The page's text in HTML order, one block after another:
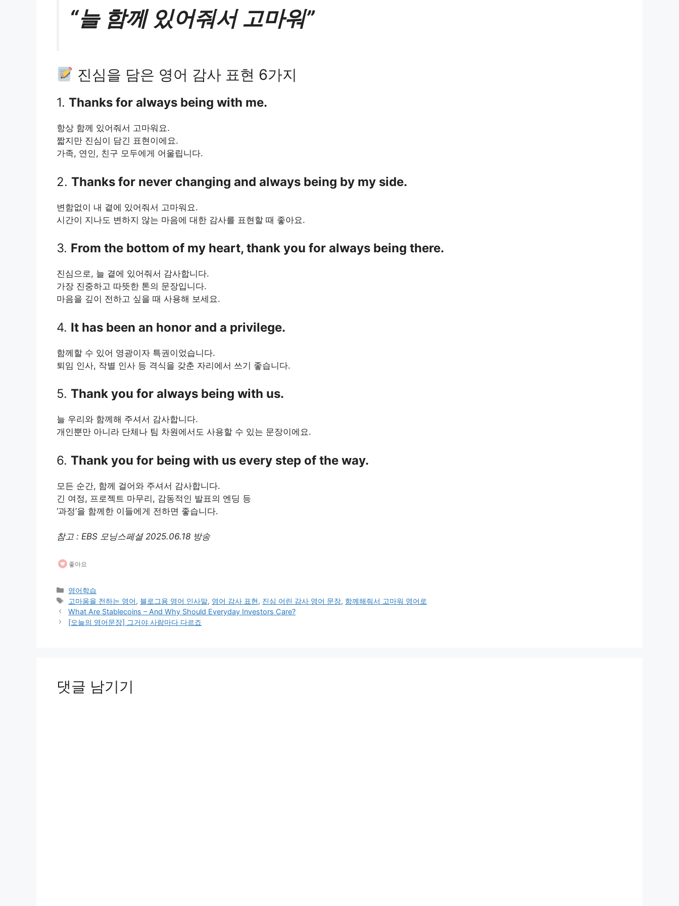
“늘 함께 있어줘서 고마워”
진심을 담은 영어 감사 표현 6가지
1. Thanks for always being with me.
항상 함께 있어줘서 고마워요.
짧지만 진심이 담긴 표현이에요.
가족, 연인, 친구 모두에게 어울립니다.
2. Thanks for never changing and always being by my side.
변함없이 내 곁에 있어줘서 고마워요.
시간이 지나도 변하지 않는 마음에 대한 감사를 표현할 때 좋아요.
3. From the bottom of my heart, thank you for always being there.
진심으로, 늘 곁에 있어줘서 감사합니다.
가장 진중하고 따뜻한 톤의 문장입니다.
마음을 깊이 전하고 싶을 때 사용해 보세요.
4. It has been an honor and a privilege.
함께할 수 있어 영광이자 특권이었습니다.
퇴임 인사, 작별 인사 등 격식을 갖춘 자리에서 쓰기 좋습니다.
5. Thank you for always being with us.
늘 우리와 함께해 주셔서 감사합니다.
개인뿐만 아니라 단체나 팀 차원에서도 사용할 수 있는 문장이에요.
6. Thank you for being with us every step of the way.
모든 순간, 함께 걸어와 주셔서 감사합니다.
긴 여정, 프로젝트 마무리, 감동적인 발표의 엔딩 등
‘과정’을 함께한 이들에게 전하면 좋습니다.
참고 : EBS 모닝스페셜 2025.06.18 방송
좋아요
카
테
고
리
영어학습
태
그
고마움을 전하는 영어, 블로그용 영어 인사말, 영어 감사 표현, 진심 어린 감사 영어 문장, 함께해줘서 고마워 영어로
What Are Stablecoins – And Why Should Everyday Investors Care?
[오늘의 영어문장] 그거야 사람마다 다르죠
댓글 남기기